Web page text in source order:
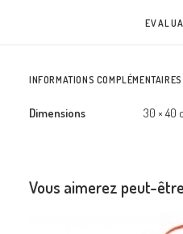
INFORMATIONS COMPLÉMENTAIRES
Dimensions 30 × 40
Vous aimerez peut-